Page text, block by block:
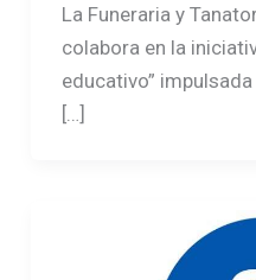
La Funeraria y
colabora en la
educativo”
[…]